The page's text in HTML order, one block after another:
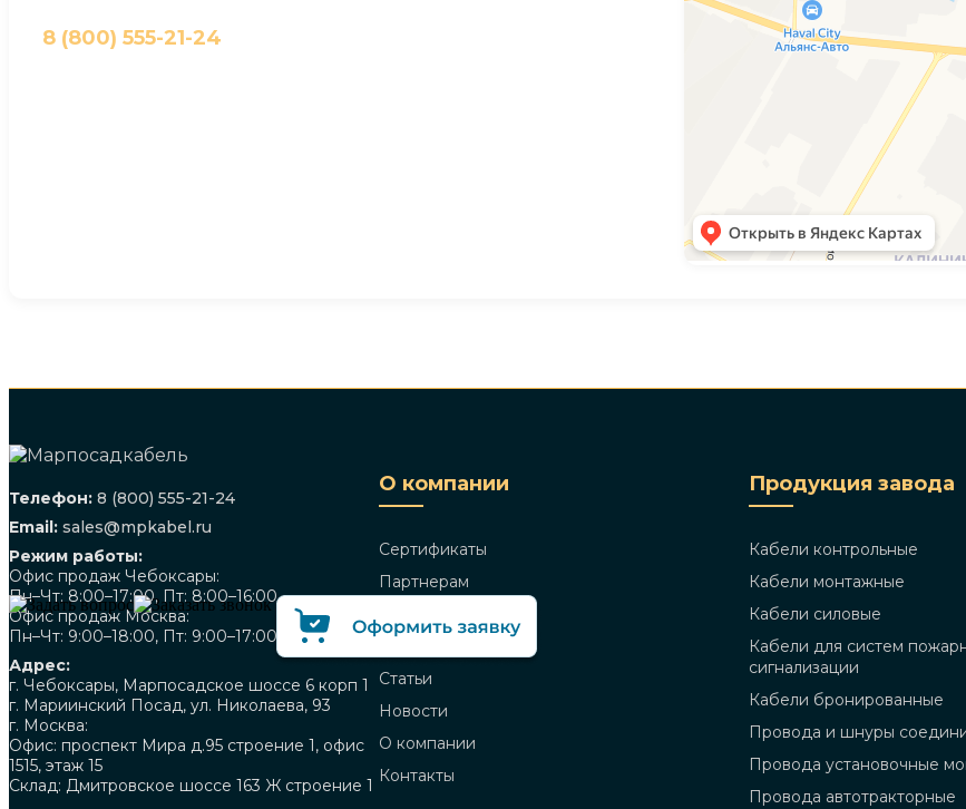
8 (800) 555-21-24
Телефон: 8 (800) 555-21-24
Email: sales@mpkabel.ru
Режим работы:
Офис продаж Чебоксары:
Пн–Чт: 8:00–17:00, Пт: 8:00–16:00
Офис продаж Москва:
Пн–Чт: 9:00–18:00, Пт: 9:00–17:00
Адрес:
г. Чебоксары, Марпосадское шоссе 6 корп 1
г. Мариинский Посад, ул. Николаева, 93
г. Москва:
Офис: проспект Мира д.95 строение 1, офис
1515, этаж 15
Склад: Дмитровское шоссе 163 Ж строение 1
О компании
Сертификаты
Партнерам
Статьи
Новости
О компании
Контакты
Продукция завода
Кабели контрольные
Кабели монтажные
Кабели силовые
Кабели для систем
сигнализации
Кабели бронированные
Провода и шнуры
Провода установочные
Провода автотракторные